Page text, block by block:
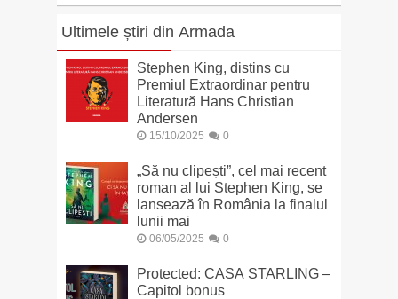
Ultimele știri din Armada
Stephen King, distins cu
Premiul Extraordinar pentru
Literatură Hans Christian
Andersen
15/10/2025 0
„Să nu clipești”, cel mai recent
roman al lui Stephen King, se
lansează în România la finalul
lunii mai
06/05/2025 0
Protected: CASA STARLING –
Capitol bonus